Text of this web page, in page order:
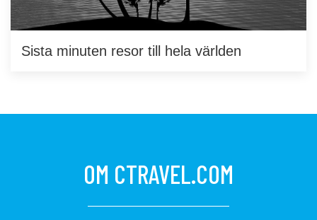
Sista minuten resor till hela världen
OM CTRAVEL.COM